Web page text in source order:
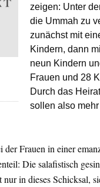
zeigen: Unter
die Ummah zu
zunächst mit
Kindern, dann
neun Kindern
Frauen und 28
Durch das
sollen also
Frauen in einer
Die salafistisch
in dieses Schicksal,